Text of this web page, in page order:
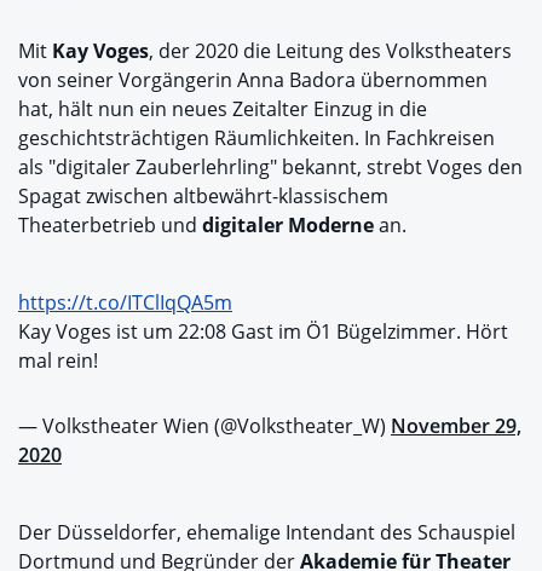
Mit Kay Voges, der 2020 die Leitung des Volkstheaters
von seiner Vorgängerin Anna Badora übernommen
hat, hält nun ein neues Zeitalter Einzug in die
geschichtsträchtigen Räumlichkeiten. In Fachkreisen
als "digitaler Zauberlehrling" bekannt, strebt Voges den
Spagat zwischen altbewährt-klassischem
Theaterbetrieb und digitaler Modernean.
https://t.co/ITClIqQA5m
Kay Voges ist um 22:08 Gast im Ö1 Bügelzimmer. Hört
mal rein!
— Volkstheater Wien (@Volkstheater_W) November 29,
2020
Der Düsseldorfer, ehemalige Intendant des Schauspiel
Dortmund und Begründer derAkademie für Theater